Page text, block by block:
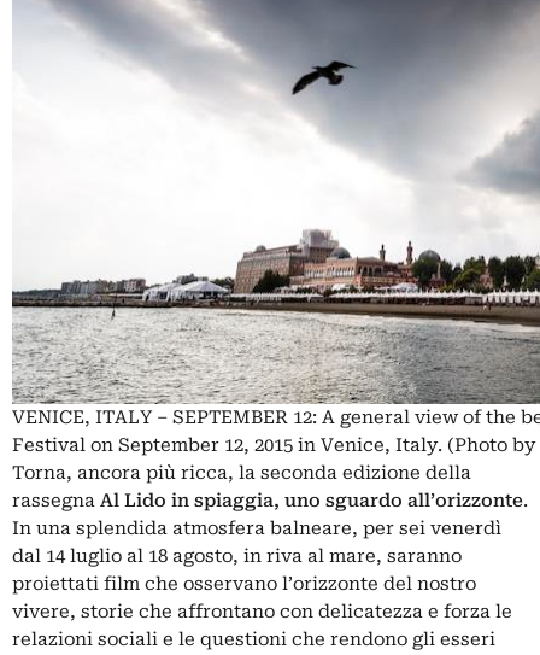
VENICE, ITALY – SEPTEMBER 12: A general view of the
Festival on September 12, 2015 in Venice, Italy. (Photo
Torna, ancora più ricca, la seconda edizione della
rassegna Al Lido in spiaggia, uno sguardo all’orizzonte.
In una splendida atmosfera balneare, per sei venerdì
dal 14 luglio al 18 agosto, in riva al mare, saranno
proiettati film che osservano l’orizzonte del nostro
vivere, storie che affrontano con delicatezza e forza le
relazioni sociali e le questioni che rendono gli esseri